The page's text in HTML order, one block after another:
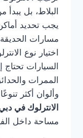
البلاط، بل
يجب تحديد
مسارات
اختيار نوع
السيارات تحتاج
الممرات
وألوان أكثر
الانترلوك في
مساحة داخل